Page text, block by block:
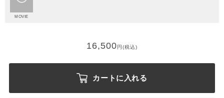
MOVIE
16,500円(税込)
カートに入れる